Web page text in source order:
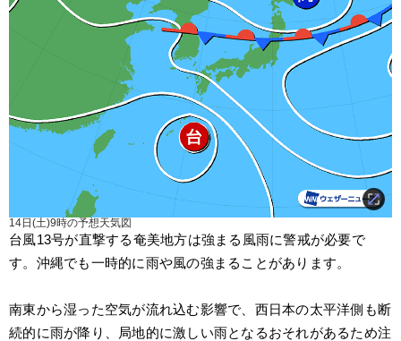
14日(土)9時の予想天気図
台風13号が直撃する奄美地方は強まる風雨に警戒が必要で
す。沖縄でも一時的に雨や風の強まることがあります。
南東から湿った空気が流れ込む影響で、西日本の太平洋側も断
続的に雨が降り、局地的に激しい雨となるおそれがあるため注